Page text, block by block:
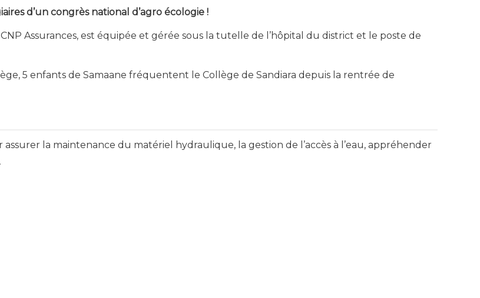
d’un congrès national d’agro écologie !
Assurances, est équipée et gérée sous la tutelle de l’hôpital du district et le poste de
5 enfants de Samaane fréquentent le Collège de Sandiara depuis la rentrée de
la maintenance du matériel hydraulique, la gestion de l’accès à l’eau, appréhender